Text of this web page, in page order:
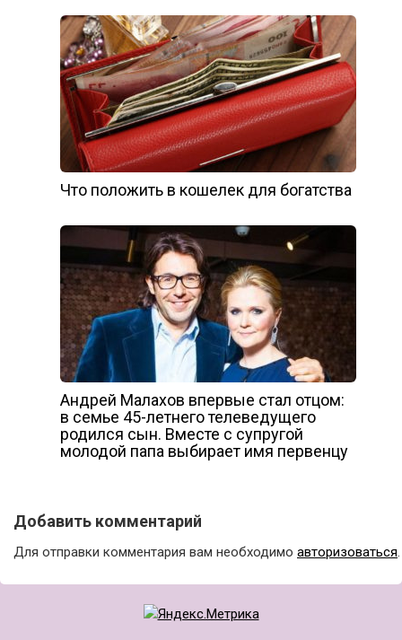
Что положить в кошелек для богатства
Андрей Малахов впервые стал отцом:
в семье 45-летнего телеведущего
родился сын. Вместе с супругой
молодой папа выбирает имя первенцу
Добавить комментарий
Для отправки комментария вам необходимо авторизоваться